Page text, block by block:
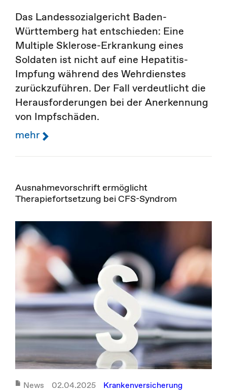
Das Landessozialgericht Baden-
Württemberg hat entschieden: Eine
Multiple Sklerose-Erkrankung eines
Soldaten ist nicht auf eine Hepatitis-
Impfung während des Wehrdienstes
zurückzuführen. Der Fall verdeutlicht die
Herausforderungen bei der Anerkennung
von Impfschäden.
mehr
Ausnahmevorschrift ermöglicht
Therapiefortsetzung bei CFS-Syndrom
News 02.04.2025 Krankenversicherung